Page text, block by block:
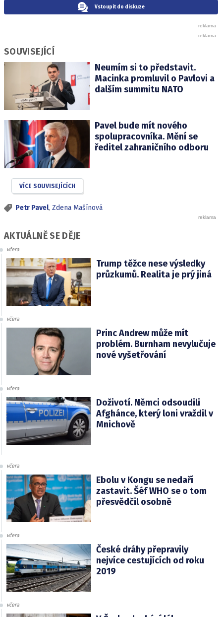
Vstoupit do diskuze
SOUVISEJÍCÍ
Neumím si to představit.
Macinka promluvil o Pavlovi a
dalším summitu NATO
Pavel bude mít nového
spolupracovníka. Mění se
ředitel zahraničního odboru
VÍCE SOUVISEJÍCÍCH
Petr Pavel, Zdena Mašínová
AKTUÁLNĚ SE DĚJE
včera
Trump těžce nese výsledky
průzkumů. Realita je prý jiná
včera
Princ Andrew může mít
problém. Burnham nevylučuje
nové vyšetřování
včera
Doživotí. Němci odsoudili
Afghánce, který loni vraždil v
Mnichově
včera
Ebolu v Kongu se nedaří
zastavit. Šéf WHO se o tom
přesvědčil osobně
včera
České dráhy přepravily
nejvíce cestujících od roku
2019
včera